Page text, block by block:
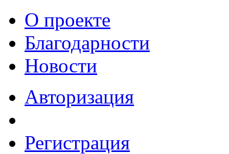
О проекте
Благодарности
Новости
Авторизация
Регистрация